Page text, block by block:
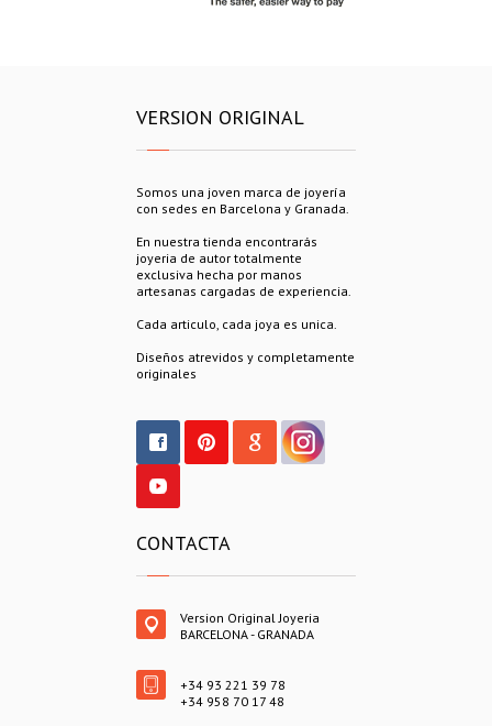
VERSION ORIGINAL
Somos una joven marca de joyería
con sedes en Barcelona y Granada.
En nuestra tienda encontrarás
joyeria de autor totalmente
exclusiva hecha por manos
artesanas cargadas de experiencia.
Cada articulo, cada joya es unica.
Diseños atrevidos y completamente
originales
CONTACTA
Version Original Joyeria
BARCELONA - GRANADA
+34 93 221 39 78
+34 958 70 17 48